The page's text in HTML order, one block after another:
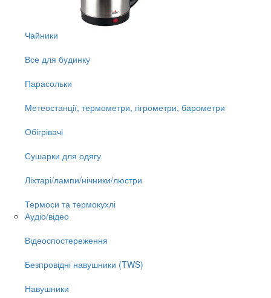
Чайники
Все для будинку
Парасольки
Метеостанції, термометри, гігрометри, барометри
Обігрівачі
Сушарки для одягу
Ліхтарі/лампи/нічники/люстри
Термоси та термокухлі
Аудіо/відео
Відеоспостереження
Безпровідні навушники (TWS)
Навушники